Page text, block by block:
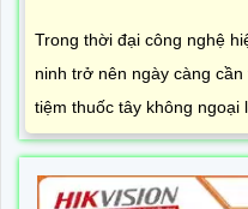
Trong thời đại công nghệ
ninh trở nên ngày càng
tiệm thuốc tây không ngoại